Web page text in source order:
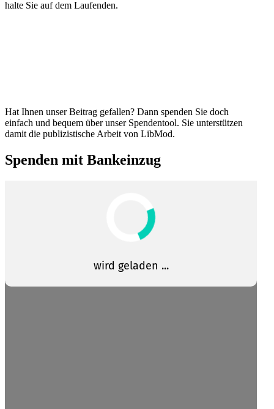
halte Sie auf dem Laufenden.
Hat Ihnen unser Beitrag gefallen? Dann spenden Sie doch
einfach und bequem über unser Spendentool. Sie unter­stützen
damit die publi­zis­tische Arbeit von LibMod.
Spenden mit Bankeinzug